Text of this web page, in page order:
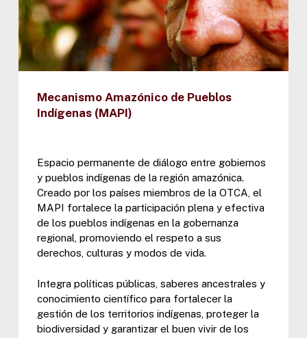
Mecanismo Amazónico de Pueblos
Indígenas (MAPI)
Espacio permanente de diálogo entre gobiernos
y pueblos indígenas de la región amazónica.
Creado por los países miembros de la OTCA, el
MAPI fortalece la participación plena y efectiva
de los pueblos indígenas en la gobernanza
regional, promoviendo el respeto a sus
derechos, culturas y modos de vida.
Integra políticas públicas, saberes ancestrales y
conocimiento científico para fortalecer la
gestión de los territorios indígenas, proteger la
biodiversidad y garantizar el buen vivir de los